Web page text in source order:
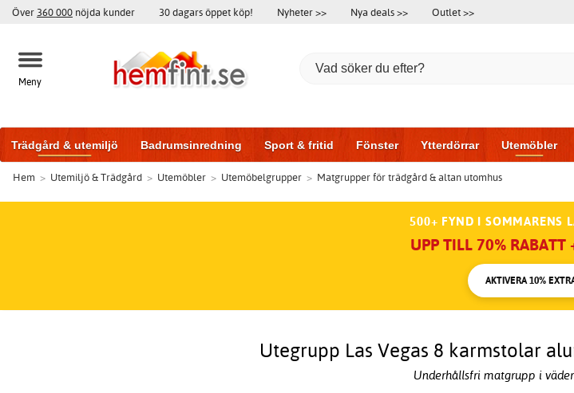
Över 360 000 nöjda kunder 30 dagars öppet köp! Nyheter >> Nya deals >> Outlet >>
Meny
Trädgård & utemiljö Badrumsinredning Sport & fritid Fönster Ytterdörrar Utemöbler
Badrumsmöbler Träningsutrustning Garageportar Bil & garage Hus & bygg
Hem > Utemiljö & Trädgård > Utemöbler > Utemöbelgrupper > Matgrupper för trädgård & altan utomhus
500+ FYND I SOMMARENS
UPP TILL 70% RABATT
AKTIVERA 10%
Utegrupp Las Vegas 8 karmstolar
Underhållsfri matgrupp i